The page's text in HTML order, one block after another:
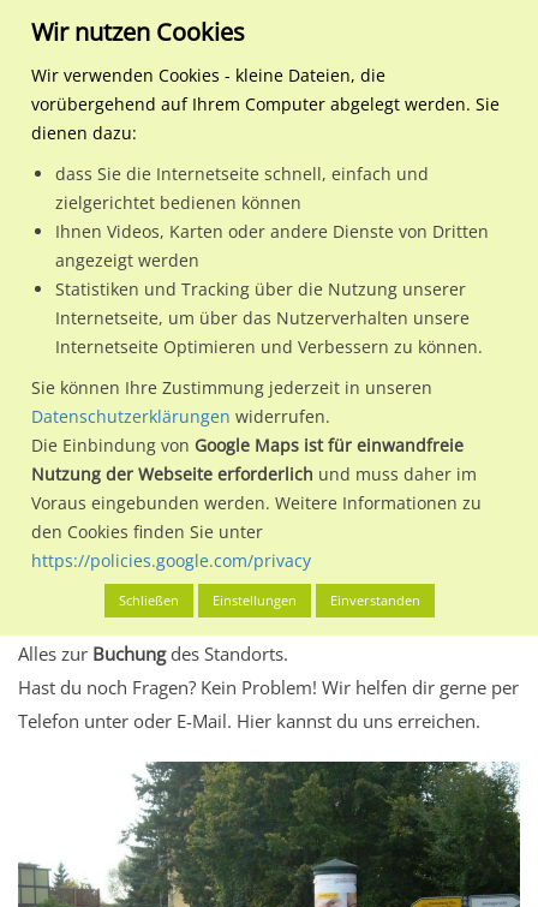
Regionale Plakatwerbung Sachsen-Anhalt
Salzwedel, Hansestadt
Braunschweiger Str.
29410 / Salzwedel, Hansestadt
Nutze günstige Werbemöglichkeiten am Standort
Braunschweiger Str. neb. Nr. 2/Brückenstr. in Salzwedel,
Hansestadt.
Wir erheben für jede unserer Werbeflächen individuelle und
aktuelleStandortinformationenundLeistungswerte. Damit
kannst du dich schon vor der Buchung im Detail über den
Standort, seine Reichweite und Werbewirkung sowie
eventuelle Beschränkungen in den zugelassenen
Werbeinhalten informieren.
Alles klar? Dann findest du direkt im unteren Teil dieser Seite
Alles zur Buchungdes Standorts.
Hast du noch Fragen? Kein Problem! Wir helfen dir gerne per
Telefon unter oder E-Mail. Hier kannst du uns erreichen.
Wir nutzen Cookies
Wir verwenden Cookies - kleine Dateien, die
vorübergehend auf Ihrem Computer abgelegt werden. Sie
dienen dazu:
dass Sie die Internetseite schnell, einfach und
zielgerichtet bedienen können
Ihnen Videos, Karten oder andere Dienste von Dritten
angezeigt werden
Statistiken und Tracking über die Nutzung unserer
Internetseite, um über das Nutzerverhalten unsere
Internetseite Optimieren und Verbessern zu können.
Sie können Ihre Zustimmung jederzeit in unseren
Datenschutzerklärungen widerrufen.
Die Einbindung von Google Maps ist für einwandfreie
Nutzung der Webseite erforderlich und muss daher im
Voraus eingebunden werden. Weitere Informationen zu
den Cookies finden Sie unter
https://policies.google.com/privacy
Schließen Einstellungen Einverstanden